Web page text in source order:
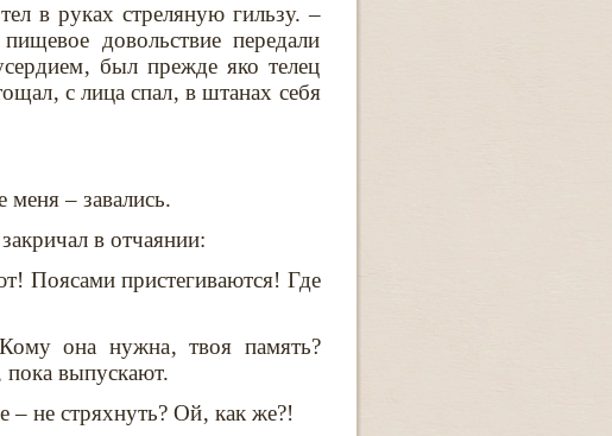
в руках стреляную гильзу. –
довольствие передали
был прежде яко телец
с лица спал‚ в штанах себя
– завались.
в отчаянии:
Поясами пристегиваются! Где
она нужна‚ твоя память?
пока выпускают.
– не стряхнуть? Ой‚ как же?!